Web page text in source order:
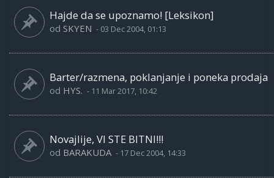
Hajde da se upoznamo! [Leksikon]
od SKYEN - 03 Dec 2004, 01:13
Barter/razmena, poklanjanje i poneka prodaja
od HYS. - 11 Mar 2017, 10:42
Novajlije, VI STE BITNI!!!
od BARAKUDA - 17 Dec 2004, 14:33